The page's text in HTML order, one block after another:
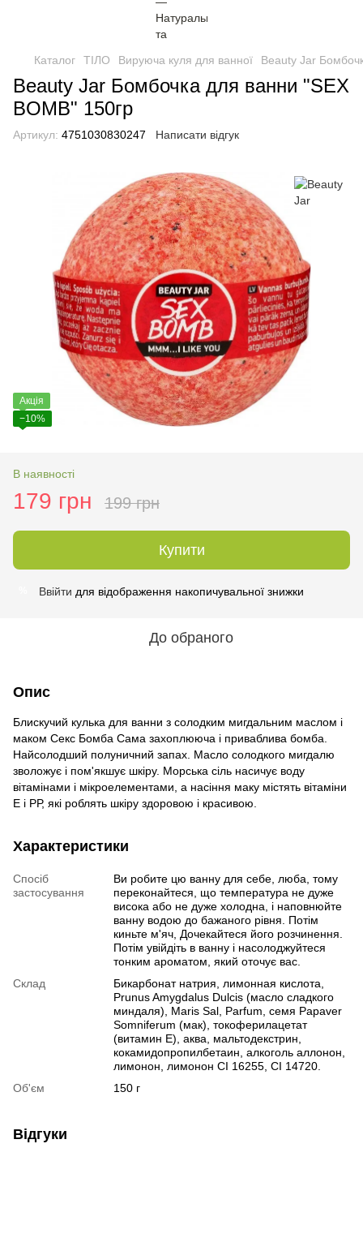
Каталог ТІЛО Вируюча куля для ванної Beauty Jar
Beauty Jar Бомбочка для ванни "SEX
BOMB" 150гр
Артикул: 4751030830247 Написати відгук
Акція
−10%
В наявності
179 грн 199 грн
Купити
Ввійти для відображення накопичувальної знижки
До обраного
Опис
Блискучий кулька для ванни з солодким мигдальним маслом і
маком Секс Бомба Сама захоплююча і приваблива бомба.
Найсолодший полуничний запах. Масло солодкого мигдалю
зволожує і пом'якшує шкіру. Морська сіль насичує воду
вітамінами і мікроелементами, а насіння маку містять вітаміни
Е і РР, які роблять шкіру здоровою і красивою.
Характеристики
Спосіб
застосування
Ви робите цю ванну для себе, люба, тому
переконайтеся, що температура не дуже
висока або не дуже холодна, і наповнюйте
ванну водою до бажаного рівня. Потім
киньте м'яч, Дочекайтеся його розчинення.
Потім увійдіть в ванну і насолоджуйтеся
тонким ароматом, який оточує вас.
Склад
Бикарбонат натрия, лимонная кислота,
Prunus Amygdalus Dulcis (масло сладкого
миндаля), Maris Sal, Parfum, семя Papaver
Somniferum (мак), токоферилацетат
(витамин Е), аква, мальтодекстрин,
кокамидопропилбетаин, алкоголь аллонон,
лимонон, лимонон CI 16255, CI 14720.
Об'єм
150 г
Відгуки